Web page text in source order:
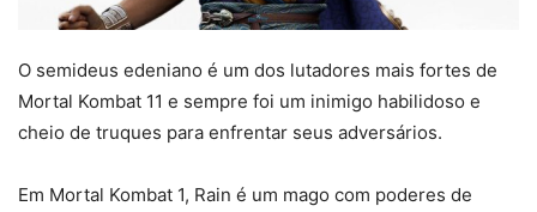
O semideus edeniano é um dos lutadores mais fortes de
Mortal Kombat 11 e sempre foi um inimigo habilidoso e
cheio de truques para enfrentar seus adversários.
Em Mortal Kombat 1, Rain é um mago com poderes de